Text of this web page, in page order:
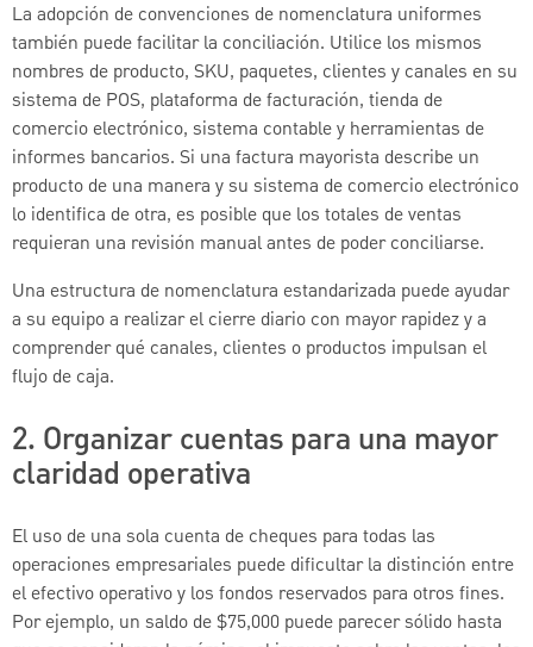
La adopción de convenciones de nomenclatura uniformes
también puede facilitar la conciliación. Utilice los mismos
nombres de producto, SKU, paquetes, clientes y canales en su
sistema de POS, plataforma de facturación, tienda de
comercio electrónico, sistema contable y herramientas de
informes bancarios. Si una factura mayorista describe un
producto de una manera y su sistema de comercio electrónico
lo identifica de otra, es posible que los totales de ventas
requieran una revisión manual antes de poder conciliarse.
Una estructura de nomenclatura estandarizada puede ayudar
a su equipo a realizar el cierre diario con mayor rapidez y a
comprender qué canales, clientes o productos impulsan el
flujo de caja.
2. Organizar cuentas para una mayor
claridad operativa
El uso de una sola cuenta de cheques para todas las
operaciones empresariales puede dificultar la distinción entre
el efectivo operativo y los fondos reservados para otros fines.
Por ejemplo, un saldo de $75,000 puede parecer sólido hasta